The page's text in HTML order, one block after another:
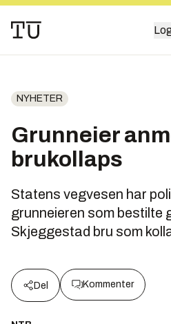
NYHETER
Grunneier
brukollaps
Statens vegvesen har
grunneieren som bestilte
Skjeggestad bru som
Del Kommenter